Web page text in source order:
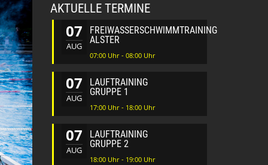
AKTUELLE TERMINE
07
AUG
FREIWASSERSCHWIMMTRAINING
ALSTER
07:00 Uhr - 08:00 Uhr
07
AUG
LAUFTRAINING
GRUPPE 1
17:00 Uhr - 18:00 Uhr
07
AUG
LAUFTRAINING
GRUPPE 2
18:00 Uhr - 19:00 Uhr